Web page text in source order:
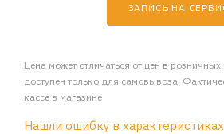
ЗАПИСЬ НА
Цена может отличаться от цен в розничных
доступен только для самовывоза.
кассе в магазине
Нашли ошибку в